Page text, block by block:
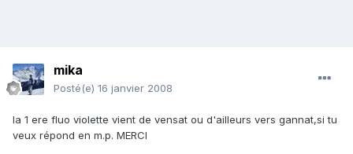
mika
Posté(e) 16 janvier 2008
la 1 ere fluo violette vient de vensat ou d'ailleurs vers gannat,si tu
veux répond en m.p. MERCI